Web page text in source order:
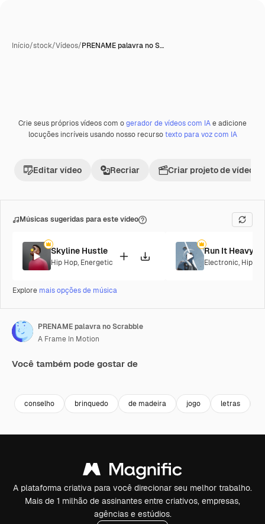
Início/stock/Vídeos/PRENAME palavra no S…
Premium
Crie seus próprios vídeos com ogerador de vídeos com IAe adicione
locuções incríveis usando nosso recursotexto para voz com IA
Editar vídeo Recriar Criar projeto de vídeo
Músicas sugeridas para este vídeo
Skyline Hustle
Hip Hop, Energetic
Run It Heavy
Electronic, Hip
Explore mais opções de música
PRENAME palavra no Scrabble
A Frame In Motion
Você também pode gostar de
conselho brinquedo de madeira jogo letras
A plataforma criativa para você direcionar seu melhor trabalho.
Mais de 1 milhão de assinantes entre criativos, empresas,
agências e estúdios.